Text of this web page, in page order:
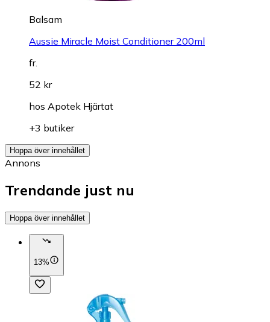
Balsam
Aussie Miracle Moist Conditioner 200ml
fr.
52 kr
hos Apotek Hjärtat
+3 butiker
Hoppa över innehållet
Annons
Trendande just nu
Hoppa över innehållet
13%